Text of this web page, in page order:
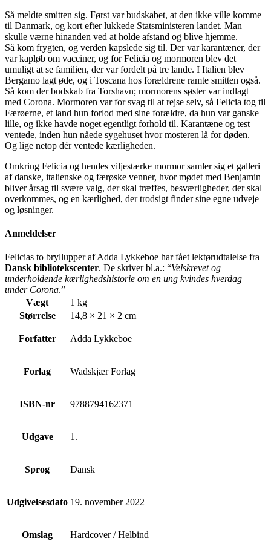
Så meldte smitten sig. Først var budskabet, at den ikke ville komme
til Danmark, og kort efter lukkede Statsministeren landet. Man
skulle værne hinanden ved at holde afstand og blive hjemme.
Så kom frygten, og verden kapslede sig til. Der var karantæner, der
var kapløb om vacciner, og for Felicia og mormoren blev det
umuligt at se familien, der var fordelt på tre lande. I Italien blev
Bergamo lagt øde, og i Toscana hos forældrene ramte smitten også.
Så kom der budskab fra Torshavn; mormorens søster var indlagt
med Corona. Mormoren var for svag til at rejse selv, så Felicia tog til
Færøerne, et land hun forlod med sine forældre, da hun var ganske
lille, og ikke havde noget egentligt forhold til. Karantæne og test
ventede, inden hun nåede sygehuset hvor mosteren lå for døden.
Og lige netop dér ventede kærligheden.
Omkring Felicia og hendes viljestærke mormor samler sig et galleri
af danske, italienske og færøske venner, hvor mødet med Benjamin
bliver årsag til svære valg, der skal træffes, besværligheder, der skal
overkommes, og en kærlighed, der trodsigt finder sine egne udveje
og løsninger.
Anmeldelser
Felicias to bryllupper af Adda Lykkeboe har fået lektørudtalelse fra
Dansk bibliotekscenter. De skriver bl.a.: “Velskrevet og
underholdende kærlighedshistorie om en ung kvindes hverdag
under Corona.”
Vægt
1 kg
Størrelse
14,8 × 21 × 2 cm
Forfatter Adda Lykkeboe
Forlag Wadskjær Forlag
ISBN-nr 9788794162371
Udgave 1.
Sprog Dansk
Udgivelsesdato 19. november 2022
Omslag Hardcover / Helbind